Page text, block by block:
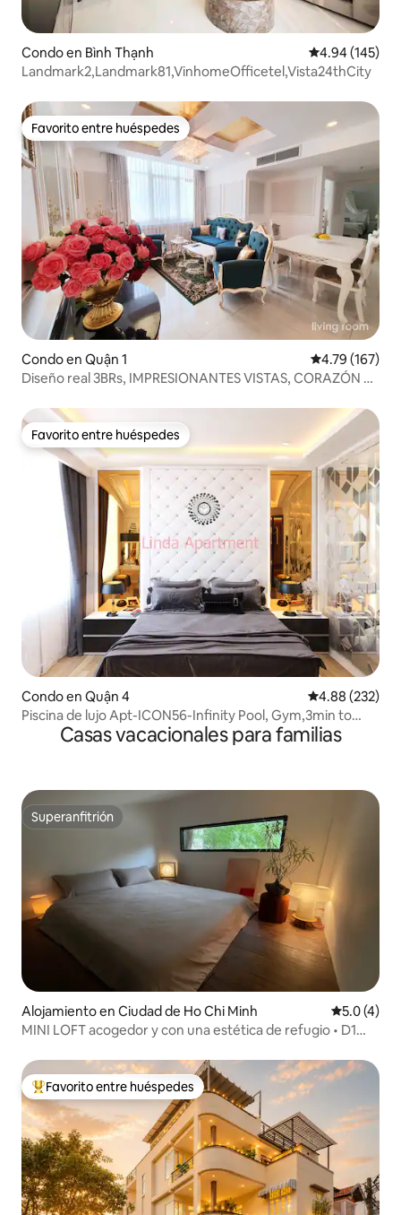
Condo en Bình Thạnh Calificación
4.94 (145)
Landmark2,Landmark81,VinhomeOfficetel,Vista24thCity
Favorito entre huéspedes
Favorito entre huéspedes
Condo en Quận 1 Calificación
4.79 (167)
Diseño real 3BRs, IMPRESIONANTES VISTAS, CORAZÓN de
Favorito entre huéspedes
Favorito entre huéspedes
Condo en Quận 4 Calificación
4.88 (232)
Piscina de lujo Apt-ICON56-Infinity Pool, Gym,3min to
Casas vacacionales para familias
Superanfitrión
Superanfitrión
Alojamiento en Ciudad de Ho Chi Minh
5.0 (4)
MINI LOFT acogedor y con una estética de refugio • D1
Favorito entre huéspedes preferido
Favorito entre huéspedes